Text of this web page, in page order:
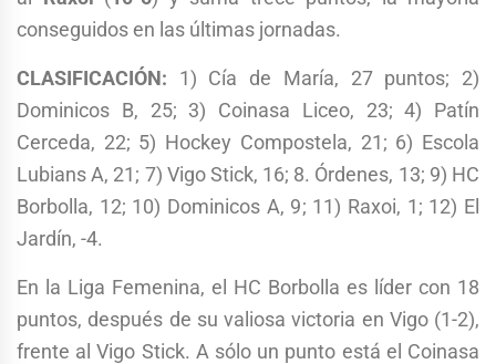
conseguidos en las últimas jornadas.
CLASIFICACIÓN: 1) Cía de María, 27 puntos; 2)
Dominicos B, 25; 3) Coinasa Liceo, 23; 4) Patín
Cerceda, 22; 5) Hockey Compostela, 21; 6) Escola
Lubians A, 21; 7) Vigo Stick, 16; 8. Órdenes, 13; 9) HC
Borbolla, 12; 10) Dominicos A, 9; 11) Raxoi, 1; 12) El
Jardín, -4.
En la Liga Femenina, el HC Borbolla es líder con 18
puntos, después de su valiosa victoria en Vigo (1-2),
frente al Vigo Stick. A sólo un punto está el Coinasa